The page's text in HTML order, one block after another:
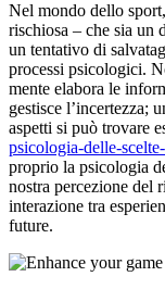
Nel mondo dello
rischiosa – che sia un
un tentativo di
processi psicologici.
mente elabora le
gestisce l’incertezza;
aspetti si può trovare
psicologia-delle-
proprio la psicologia
nostra percezione del
interazione tra
future.